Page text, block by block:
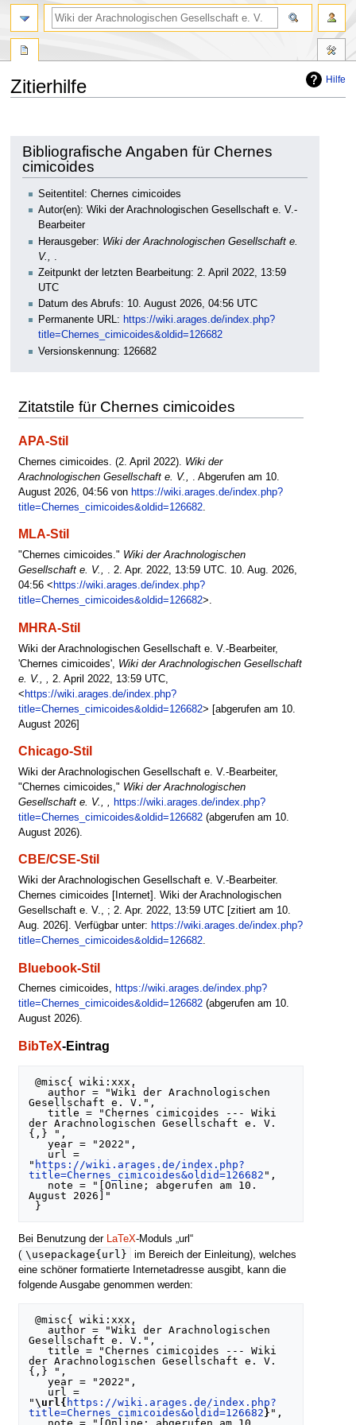
Hilfe
Zitierhilfe
springen
springen
Bibliografische Angaben für Chernes
cimicoides
Seitentitel: Chernes cimicoides
Autor(en): Wiki der Arachnologischen Gesellschaft e. V.-
Bearbeiter
Herausgeber: Wiki der Arachnologischen Gesellschaft e.
V.,
Zeitpunkt der letzten Bearbeitung: 2. April 2022, 13:59
UTC
Datum des Abrufs: 10. August 2026, 04:56 UTC
Permanente URL: https://wiki.arages.de/index.php?
title=Chernes_cimicoides&oldid=126682
Versionskennung: 126682
Zitatstile für Chernes cimicoides
APA-Stil
Chernes cimicoides. (2. April 2022). Wiki der
Arachnologischen Gesellschaft e. V., . Abgerufen am 10.
August 2026, 04:56 von https://wiki.arages.de/index.php?
title=Chernes_cimicoides&oldid=126682.
MLA-Stil
"Chernes cimicoides." Wiki der Arachnologischen
Gesellschaft e. V., . 2. Apr. 2022, 13:59 UTC. 10. Aug. 2026,
04:56 < https://wiki.arages.de/index.php?
title=Chernes_cimicoides&oldid=126682>.
MHRA-Stil
Wiki der Arachnologischen Gesellschaft e. V.-Bearbeiter,
'Chernes cimicoides', Wiki der Arachnologischen Gesellschaft
e. V., ,
2. April 2022, 13:59 UTC,
< https://wiki.arages.de/index.php?
title=Chernes_cimicoides&oldid=126682> [abgerufen am 10.
August 2026]
Chicago-Stil
Wiki der Arachnologischen Gesellschaft e. V.-Bearbeiter,
"Chernes cimicoides," Wiki der Arachnologischen
Gesellschaft e. V., , https://wiki.arages.de/index.php?
title=Chernes_cimicoides&oldid=126682(abgerufen am 10.
August 2026).
CBE/CSE-Stil
Wiki der Arachnologischen Gesellschaft e. V.-Bearbeiter.
Chernes cimicoides [Internet]. Wiki der Arachnologischen
Gesellschaft e. V., ; 2. Apr. 2022, 13:59 UTC [zitiert am 10.
Aug. 2026]. Verfügbar unter: https://wiki.arages.de/index.php?
title=Chernes_cimicoides&oldid=126682.
Bluebook-Stil
Chernes cimicoides, https://wiki.arages.de/index.php?
title=Chernes_cimicoides&oldid=126682(abgerufen am 10.
August 2026).
BibTeX-Eintrag
@misc{ wiki:xxx,
Gesellschaft e. V.",
   title = "Chernes cimicoides --- Wiki
der Arachnologischen Gesellschaft e. V.
{,} ",
   year = "2022",
" https://wiki.arages.de/index.php?
title=Chernes_cimicoides&oldid=126682 ",
August 2026]"
Bei Benutzung der LaTeX-Moduls „url“
( \usepackage{url}
im Bereich der Einleitung), welches
eine schöner formatierte Internetadresse ausgibt, kann die
folgende Ausgabe genommen werden:
@misc{ wiki:xxx,
Gesellschaft e. V.",
   title = "Chernes cimicoides --- Wiki
der Arachnologischen Gesellschaft e. V.
{,} ",
   year = "2022",
"\url{ https://wiki.arages.de/index.php?
title=Chernes_cimicoides&oldid=126682 } ",